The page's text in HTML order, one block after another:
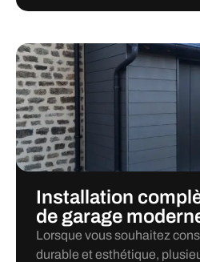
Installation
de garage
Lorsque vous souhaitez
durable et esthétique,